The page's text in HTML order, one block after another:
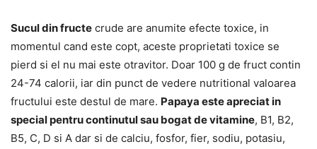
Sucul din fructe crude are anumite efecte toxice, in
momentul cand este copt, aceste proprietati toxice se
pierd si el nu mai este otravitor. Doar 100 g de fruct contin
24-74 calorii, iar din punct de vedere nutritional valoarea
fructului este destul de mare. Papaya este apreciat in
special pentru continutul sau bogat de vitamine, B1, B2,
B5, C, D si A dar si de calciu, fosfor, fier, sodiu, potasiu,